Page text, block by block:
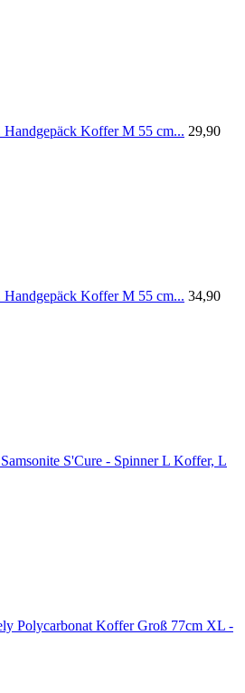
Koffer M 55 cm... 29,90
Koffer M 55 cm... 34,90
Samsonite S'Cure - Spinner L Koffer, L
Polycarbonat Koffer Groß 77cm XL -